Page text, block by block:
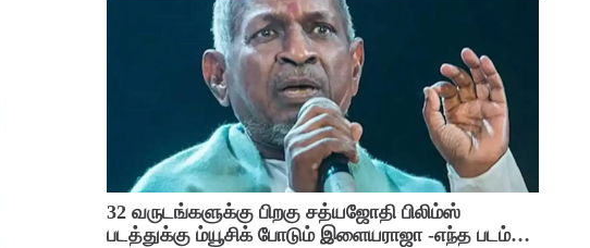
பிரவஸ்தி, டான்ஸ் மாஸ்டர் சாய்
32 வருடங்களுக்கு பிறகு சத்யஜோதி பிலிம்ஸ்
படத்துக்கு ம்யூசிக் போடும் இளையராஜா -எந்த படம்